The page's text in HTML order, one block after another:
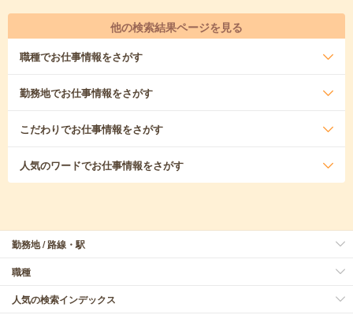
他の検索結果ページを見る
職種でお仕事情報をさがす
勤務地でお仕事情報をさがす
こだわりでお仕事情報をさがす
人気のワードでお仕事情報をさがす
勤務地 / 路線・駅
職種
人気の検索インデックス